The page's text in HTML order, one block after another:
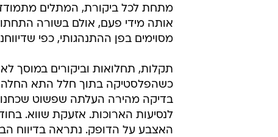
מתחת לכל ביקורת, המתלים
אותה מידי פעם, אולם בשורה
מסוימים בפן ההתנהגותי, כפי
תקלות, תחלואות וביקורים במוסך
כשהפלסטיקה בתוך חלל התא החלה
בדיקה מהירה העלתה שפשוט
לנסיעות הארוכות. אזעקת שווא.
האצבע על הדופק. נתראה בדיווח